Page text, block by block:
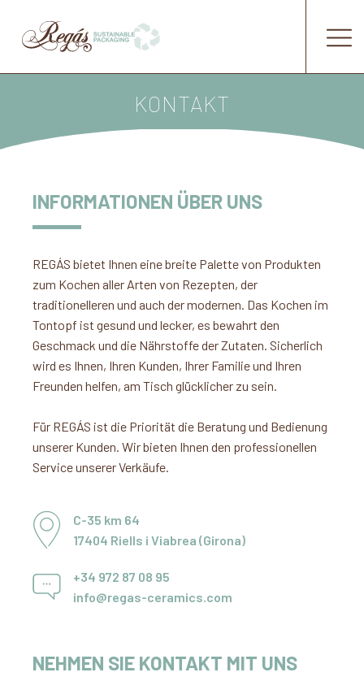
KONTAKT
INFORMATIONEN ÜBER UNS
REGÁS bietet Ihnen eine breite Palette von Produkten
zum Kochen aller Arten von Rezepten, der
traditionelleren und auch der modernen. Das Kochen im
Tontopf ist gesund und lecker, es bewahrt den
Geschmack und die Nährstoffe der Zutaten. Sicherlich
wird es Ihnen, Ihren Kunden, Ihrer Familie und Ihren
Freunden helfen, am Tisch glücklicher zu sein.
Für REGÁS ist die Priorität die Beratung und Bedienung
unserer Kunden. Wir bieten Ihnen den professionellen
Service unserer Verkäufe.
C-35 km 64
17404 Riells i Viabrea (Girona)
+34 972 87 08 95
info@regas-ceramics.com
NEHMEN SIE KONTAKT MIT UNS